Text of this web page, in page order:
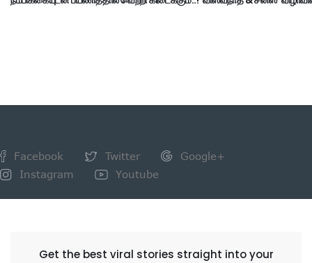
Facebook Twitter
Google+
Instagram
Youtube
Get the best viral stories straight into your